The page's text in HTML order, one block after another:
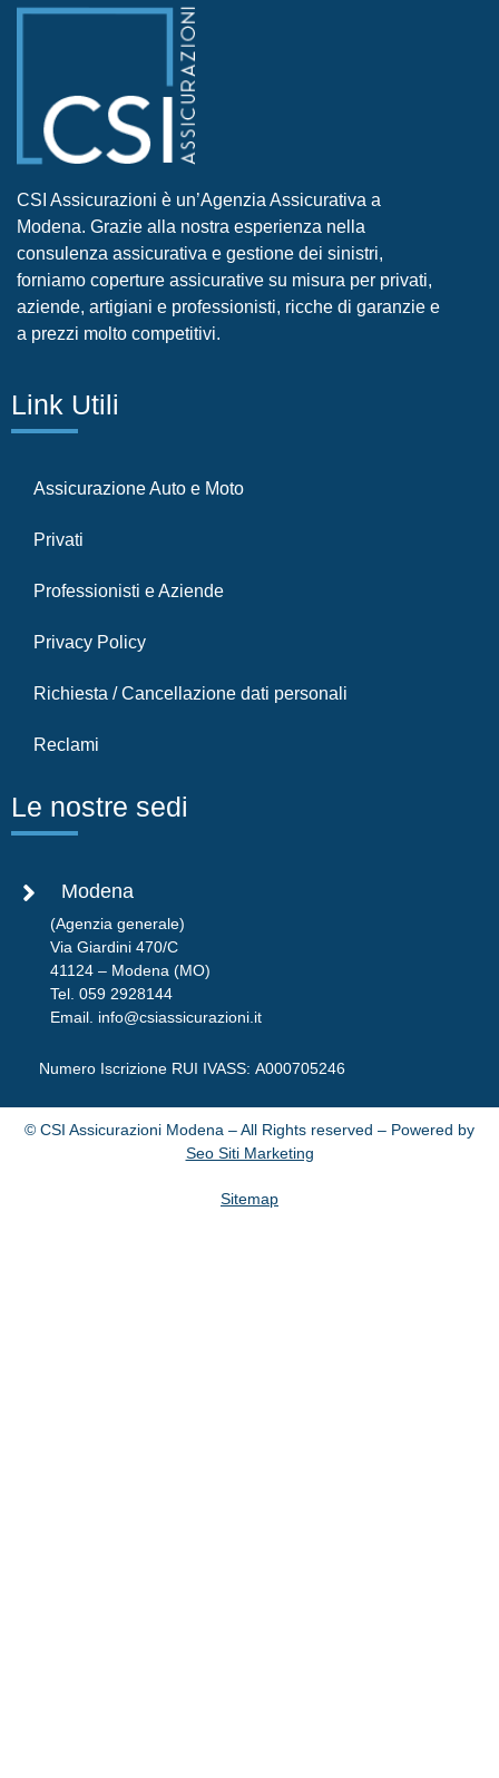
CSI Assicurazioni è un’Agenzia Assicurativa a
Modena. Grazie alla nostra esperienza nella
consulenza assicurativa e gestione dei sinistri,
forniamo coperture assicurative su misura per privati,
aziende, artigiani e professionisti, ricche di garanzie e
a prezzi molto competitivi.
Link Utili
Assicurazione Auto e Moto
Privati
Professionisti e Aziende
Privacy Policy
Richiesta / Cancellazione dati personali
Reclami
Le nostre sedi
Modena
(Agenzia generale)
Via Giardini 470/C
41124 – Modena (MO)
Tel. 059 2928144
Email. info@csiassicurazioni.it
Numero Iscrizione RUI IVASS: A000705246
© CSI Assicurazioni Modena – All Rights reserved – Powered by
Seo Siti Marketing
Sitemap